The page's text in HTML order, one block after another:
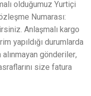
olduğumuz Yurtiçi
Numarası:
Anlaşmalı kargo
yapıldığı durumlarda
gönderiler,
size fatura